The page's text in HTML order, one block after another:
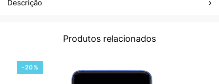
Descrição
Produtos relacionados
-20%